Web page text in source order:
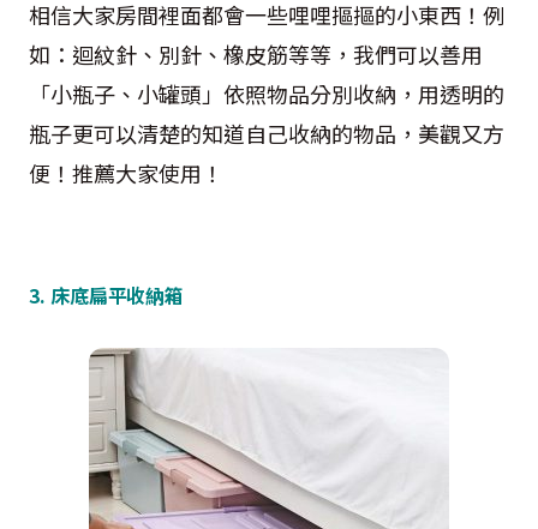
相信大家房間裡面都會一些哩哩摳摳的小東西！例
如：迴紋針、別針、橡皮筋等等，我們可以善用
「小瓶子、小罐頭」依照物品分別收納，用透明的
瓶子更可以清楚的知道自己收納的物品，美觀又方
便！推薦大家使用！
3. 床底扁平收納箱